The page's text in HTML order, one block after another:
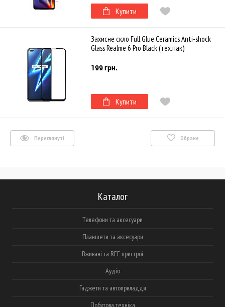
Купити
Захисне скло Full Glue Ceramics Anti-shock
Glass Realme 6 Pro Black (тех.пак)
199 грн.
Купити
Переглянуті Обране
Каталог
Телефони та аксесуари
Планшети та аксесуари
Вживані та REF пристрої
Аудіо
Гаджети та автоприладдя
Побутова техніка